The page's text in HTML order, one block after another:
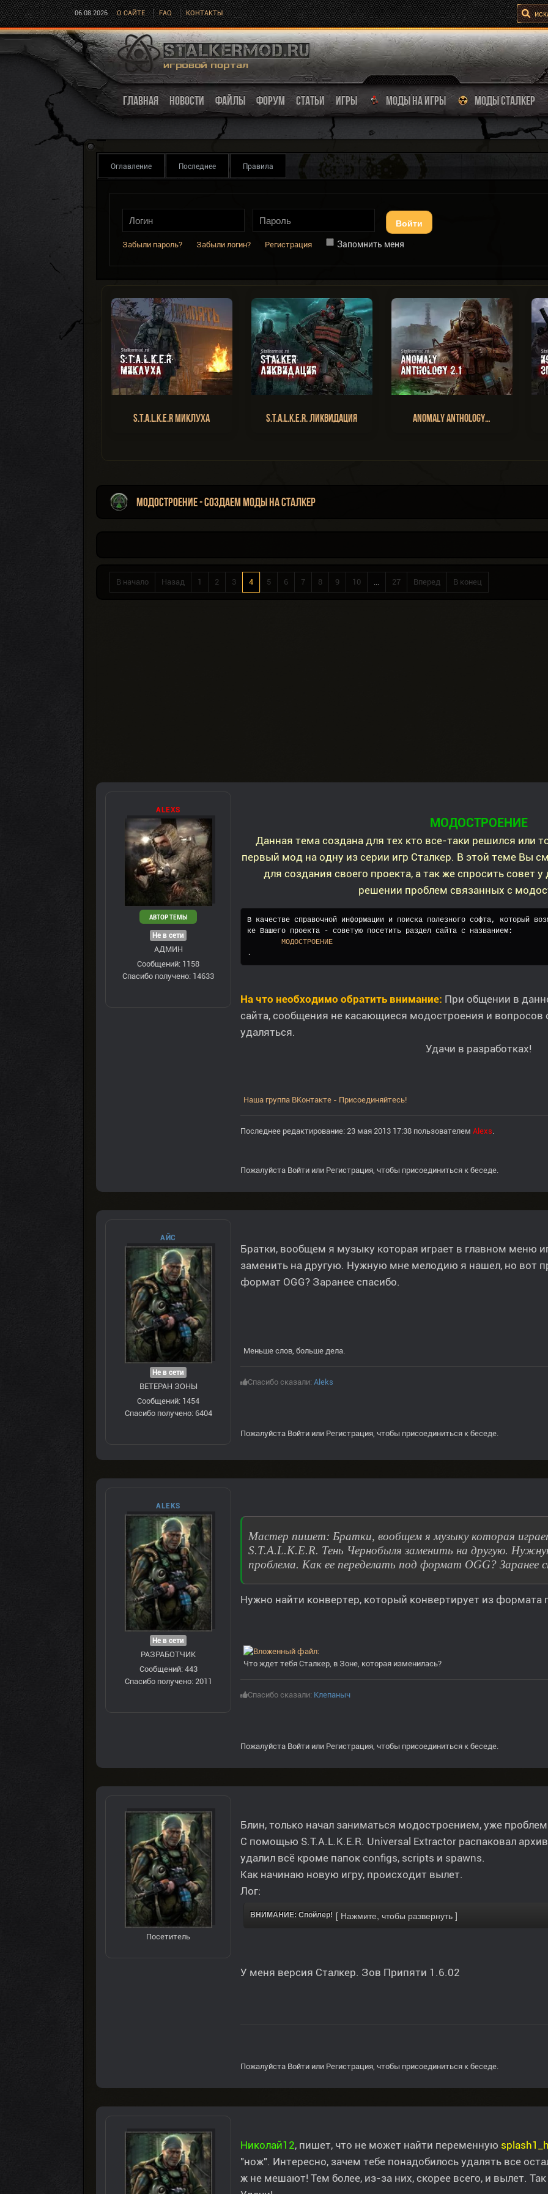
06.08.2026 О САЙТЕ FAQ КОНТАКТЫ
ГЛАВНАЯ НОВОСТИ ФАЙЛЫ ФОРУМ СТАТЬИ ИГРЫ МОДЫ НА ИГРЫ МОДЫ СТАЛКЕР
Оглавление Последнее Правила
Войти
Забыли пароль? Забыли логин? Регистрация Запомнить меня
S.T.A.L.K.E.R Миклуха S.T.A.L.K.E.R. Ликвидация Anomaly Anthology…
Модостроение - создаем моды на Сталкер
В начало Назад 1 2 3 4 5 6 7 8 9 10 ... 27 Вперед В конец
ALEXS
АВТОР ТЕМЫ
Не в сети
АДМИН
Сообщений: 1158
Спасибо получено: 14633
МОДОСТРОЕНИЕ
Данная тема создана для тех кто все-таки решился или
первый мод на одну из серии игр Сталкер. В этой теме Вы
для создания своего проекта, а так же спросить совет
решении проблем связанных с
В качестве справочной информации и поиска полезного софта, который
ке Вашего проекта - советую посетить раздел сайта с названием:
	МОДОСТРОЕНИЕ
.
На что необходимо обратить внимание: При общении в
сайта, сообщения не касающиеся модостроения и
удаляться.
Удачи в разработках!
Наша группа ВКонтакте - Присоединяйтесь!
Последнее редактирование: 23 мая 2013 17:38 пользователем Alexs.
Пожалуйста Войти или Регистрация, чтобы присоединиться к беседе.
AЙС
Не в сети
ВЕТЕРАН ЗOНЫ
Сообщений: 1454
Спасибо получено: 6404
Братки, вообщем я музыку которая играет в главном меню
заменить на другую. Нужную мне мелодию я нашел, но вот
формат OGG? Заранее спасибо.
Меньше слов, больше дела.
Спасибо сказали: Aleks
Пожалуйста Войти или Регистрация, чтобы присоединиться к беседе.
ALEKS
Не в сети
РАЗРАБОТЧИК
Сообщений: 443
Спасибо получено: 2011
Мастер пишет: Братки, вообщем я музыку которая
S.T.A.L.K.E.R. Тень Чернобыля заменить на другую.
проблема. Как ее переделать под формат OGG? Заранее
Нужно найти конвертер, который конвертирует из
Что ждет тебя Сталкер, в Зоне, которая изменилась?
Спасибо сказали: Клепаныч
Пожалуйста Войти или Регистрация , чтобы присоединиться к беседе.
Посетитель
Блин, только начал заниматься модостроением, уже
С помощью S.T.A.L.K.E.R. Universal Extractor распаковал
удалил всё кроме папок configs, scripts и spawns.
Как начинаю новую игру, происходит вылет.
Лог:
ВНИМАНИЕ: Спойлер!
У меня версия Сталкер. Зов Припяти 1.6.02
Пожалуйста Войти или Регистрация , чтобы присоединиться к беседе.
Николай12, пишет, что не может найти переменную
"нож". Интересно, зачем тебе понадобилось удалять все
ж не мешают! Тем более, из-за них, скорее всего, и вылет.